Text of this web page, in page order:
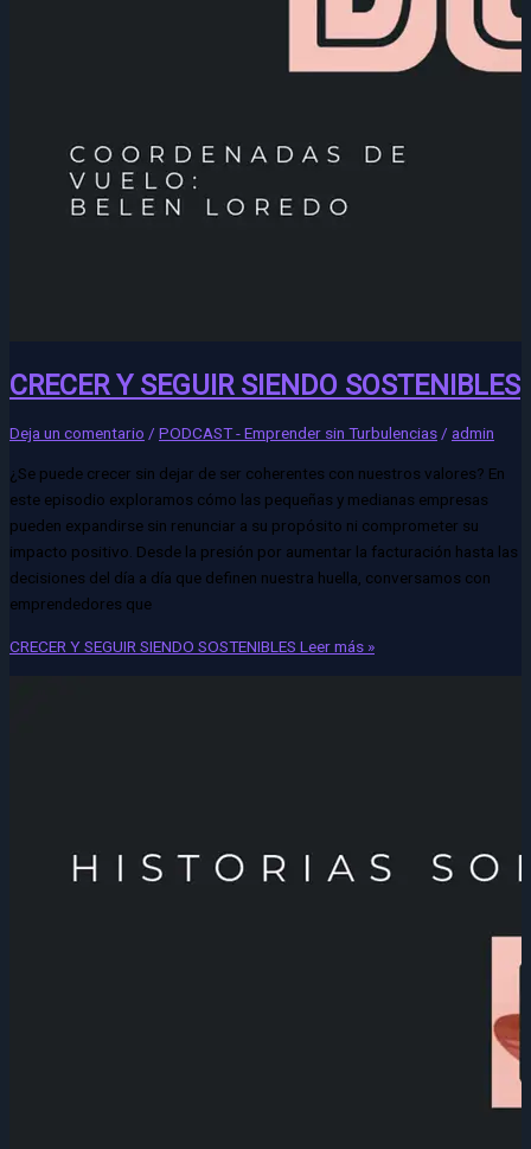
CRECER Y SEGUIR SIENDO SOSTENIBLES
Deja un comentario / PODCAST - Emprender sin Turbulencias / admin
¿Se puede crecer sin dejar de ser coherentes con nuestros valores? En
este episodio exploramos cómo las pequeñas y medianas empresas
pueden expandirse sin renunciar a su propósito ni comprometer su
impacto positivo. Desde la presión por aumentar la facturación hasta las
decisiones del día a día que definen nuestra huella, conversamos con
emprendedores que
CRECER Y SEGUIR SIENDO SOSTENIBLES Leer más »